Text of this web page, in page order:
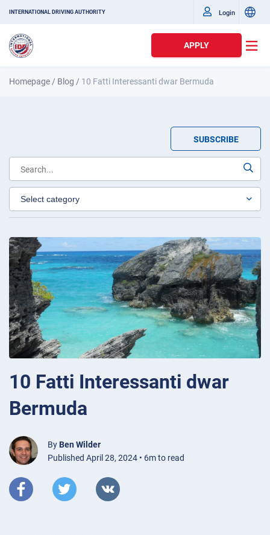
INTERNATIONAL DRIVING AUTHORITY Login
APPLY
Homepage / Blog / 10 Fatti Interessanti dwar Bermuda
SUBSCRIBE
10 Fatti Interessanti dwar
Bermuda
By Ben Wilder
Published April 28, 2024 • 6m to read